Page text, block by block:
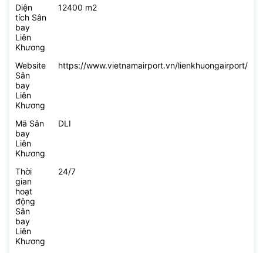
Diện
tích Sân
bay
Liên
Khương
12400 m2
Website
Sân
bay
Liên
Khương
https://www.vietnamairport.vn/lienkhuongairport/
Mã Sân
bay
Liên
Khương
DLI
Thời
gian
hoạt
động
Sân
bay
Liên
Khương
24/7